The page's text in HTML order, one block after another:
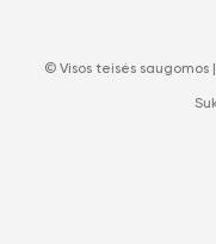
© Visos teisės saugomos |